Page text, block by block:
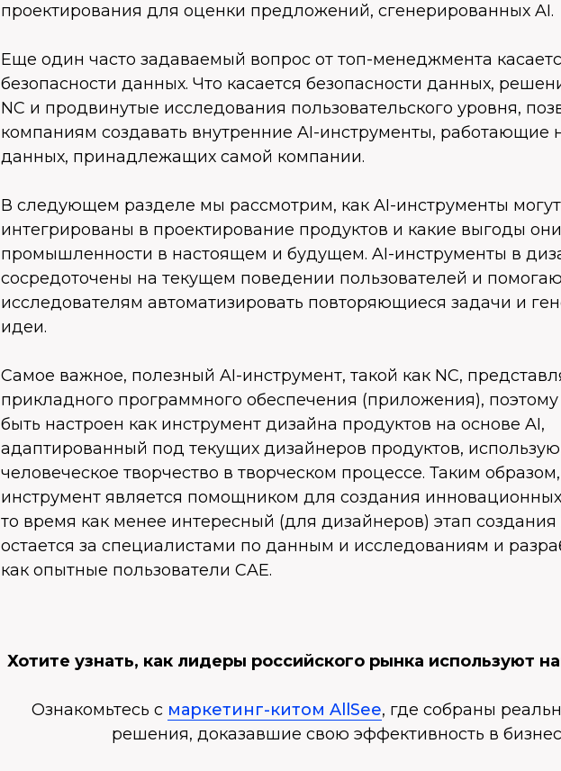
проектирования для оценки предложений, сгенерированных AI.
Еще один часто задаваемый вопрос от топ-менеджмента
безопасности данных. Что касается безопасности данных,
NC и продвинутые исследования пользовательского уровня,
компаниям создавать внутренние AI-инструменты, работающие
данных, принадлежащих самой компании.
В следующем разделе мы рассмотрим, как AI-инструменты
интегрированы в проектирование продуктов и какие выгоды
промышленности в настоящем и будущем. AI-инструменты в
сосредоточены на текущем поведении пользователей и
исследователям автоматизировать повторяющиеся задачи и
идеи.
Самое важное, полезный AI-инструмент, такой как NC,
прикладного программного обеспечения (приложения),
быть настроен как инструмент дизайна продуктов на основе AI,
адаптированный под текущих дизайнеров продуктов,
человеческое творчество в творческом процессе. Таким
инструмент является помощником для создания
то время как менее интересный (для дизайнеров) этап создания
остается за специалистами по данным и исследованиям и
как опытные пользователи CAE.
Хотите узнать, как лидеры российского рынка используют
Ознакомьтесь с маркетинг-китом AllSee, где собраны
решения, доказавшие свою эффективность в